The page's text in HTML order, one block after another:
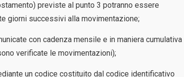
previste al punto 3 potranno essere
giorni successivi alla movimentazione;
con cadenza mensile e in maniera cumulativa
verificate le movimentazioni);
un codice costituito dal codice identificativo